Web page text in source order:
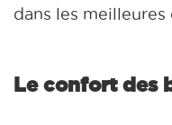
dans les meilleures
Le confort des